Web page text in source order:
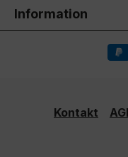
Information
Kontakt